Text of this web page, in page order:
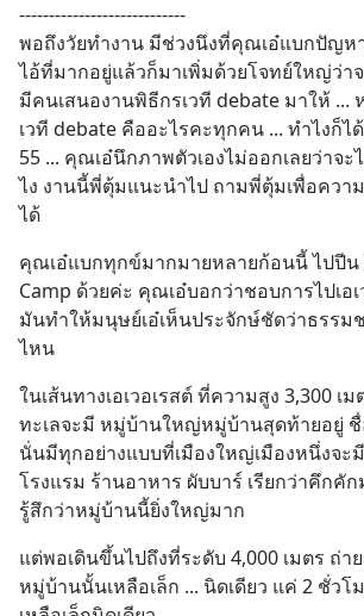
----------------------------
พอถึงวัยทำงาน มีช่วงนึงที่คุณเอ๋แบกปัญห
ไอ้ที่มากอยู่แล้วก็มาเพิ่มด้วยโจทย์ใหญ่ว่า
มีคนเสนองานพิธีกรเวที debate มาให้ ...
เวที debate คืออะไรคะทุกคน ... ทำไงก็
55 ... คุณเอ๋นึกภาพตัวเองไม่ออกเลยว่าจะ
ไง งานนี้พี่ตุ้มแนะนำไป ถามพี่ตุ้มเพื่อคว
ได้
คุณเอ๋แบกทุกข์มากมายหลายก้อนนี้ ไปปีน
Camp ด้วยค่ะ คุณเอ๋บอกว่าชอบการไปเอเ
มันทำให้มนุษย์เอ๋เห็นประจักษ์ชัดว่าธรร
ไหน
ในเส้นทางเอเวอเรสต์ ที่ความสูง 3,300 เ
ทะเลจะมี หมู่บ้านใหญ่หมู่บ้านสุดท้ายอยู่
นั่นมีทุกอย่างแบบที่เมืองใหญ่เมืองหนึ่งจะ
โรงแรม ร้านอาหาร ผับบาร์ เรียกว่าคึกคั
รู้สึกว่าหมู่บ้านนี้ยิ่งใหญ่มาก
แต่พอเดินขึ้นไปถึงที่ระดับ 4,000 เมตร ถ่า
หมู่บ้านนั้นเหลือเล็ก ... นิดเดียว แค่ 2 ชั่ว